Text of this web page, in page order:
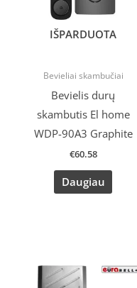
IŠPARDUOTA
Bevieliai skambučiai
Bevielis durų
skambutis El home
WDP-90A3 Graphite
€60.58
Daugiau